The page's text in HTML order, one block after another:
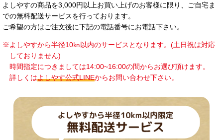
よしやすの商品を3,000円以上お買い上げのお客様に限り、ご自宅ま
での無料配送サービスを行っております。
ご希望の方はご注文後に下記の電話番号にお電話下さい。
※よしやすから半径10㎞以内のサービスとなります。(土日祝は対応
しておりません)
時間指定につきましては14:00~16:00の間からお選び頂けます。
詳しくはよしやす公式LINEからお問い合わせ下さい。